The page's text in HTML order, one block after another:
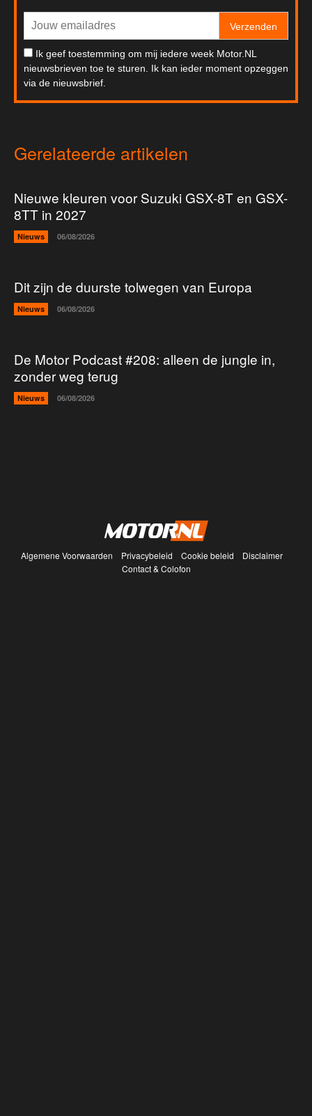
Verzenden
Ik geef toestemming om mij iedere week Motor.NL
nieuwsbrieven toe te sturen. Ik kan ieder moment opzeggen
via de nieuwsbrief.
Gerelateerde artikelen
Nieuwe kleuren voor Suzuki GSX-8T en GSX-
8TT in 2027
Nieuws 06/08/2026
Dit zijn de duurste tolwegen van Europa
Nieuws 06/08/2026
De Motor Podcast #208: alleen de jungle in,
zonder weg terug
Nieuws 06/08/2026
Algemene Voorwaarden Privacybeleid Cookie beleid
Disclaimer
Contact & Colofon